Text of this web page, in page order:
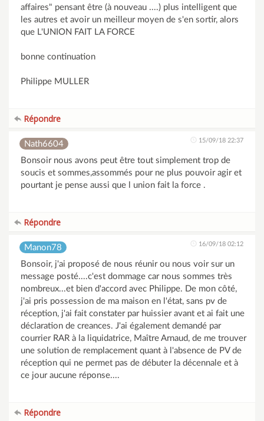
affaires" pensant être (à nouveau ....) plus intelligent que
les autres et avoir un meilleur moyen de s'en sortir, alors
que L'UNION FAIT LA FORCE
bonne continuation
Philippe MULLER
Répondre
Nath6604 15/09/18 22:37
Bonsoir nous avons peut être tout simplement trop de
soucis et sommes,assommés pour ne plus pouvoir agir et
pourtant je pense aussi que l union fait la force .
Répondre
Manon78 16/09/18 02:12
Bonsoir, j'ai proposé de nous réunir ou nous voir sur un
message posté....c'est dommage car nous sommes très
nombreux...et bien d'accord avec Philippe. De mon côté,
j'ai pris possession de ma maison en l'état, sans pv de
réception, j'ai fait constater par huissier avant et ai fait une
déclaration de creances. J'ai également demandé par
courrier RAR à la liquidatrice, Maître Arnaud, de me trouver
une solution de remplacement quant à l'absence de PV de
réception qui ne permet pas de débuter la décennale et à
ce jour aucune réponse....
Répondre